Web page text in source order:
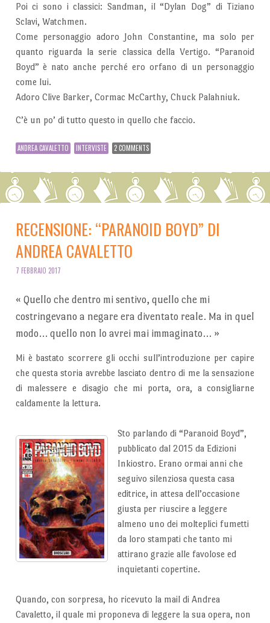
Poi ci sono i classici: Sandman, il “Dylan Dog” di Tiziano
Sclavi, Watchmen.
Come personaggio adoro John Constantine, ma solo per
quanto riguarda la serie classica della Vertigo. “Paranoid
Boyd” è nato anche perché ero orfano di un personaggio
come lui.
Adoro Clive Barker, Cormac McCarthy, Chuck Palahniuk.
C’è un po’ di tutto questo in quello che faccio.
ANDREA CAVALETTO INTERVISTE 2 COMMENTS
RECENSIONE: “PARANOID BOYD” DI
ANDREA CAVALETTO
7 FEBBRAIO 2017
« Quello che dentro mi sentivo, quello che mi
costringevano a negare era diventato reale. Ma in quel
modo… quello non lo avrei mai immaginato… »
Mi è bastato scorrere gli occhi sull’introduzione per capire
che questa storia avrebbe lasciato dentro di me la sensazione
di malessere e disagio che mi porta, ora, a consigliarne
caldamente la lettura.
Sto parlando di “Paranoid Boyd”,
pubblicato dal 2015 da Edizioni
Inkiostro. Erano ormai anni che
seguivo silenziosa questa casa
editrice, in attesa dell’occasione
giusta per riuscire a leggere
almeno uno dei molteplici fumetti
da loro stampati che tanto mi
attirano grazie alle favolose ed
inquietanti copertine.
Quando, con sorpresa, ho ricevuto la mail di Andrea
Cavaletto, il quale mi proponeva di leggere la sua opera, non